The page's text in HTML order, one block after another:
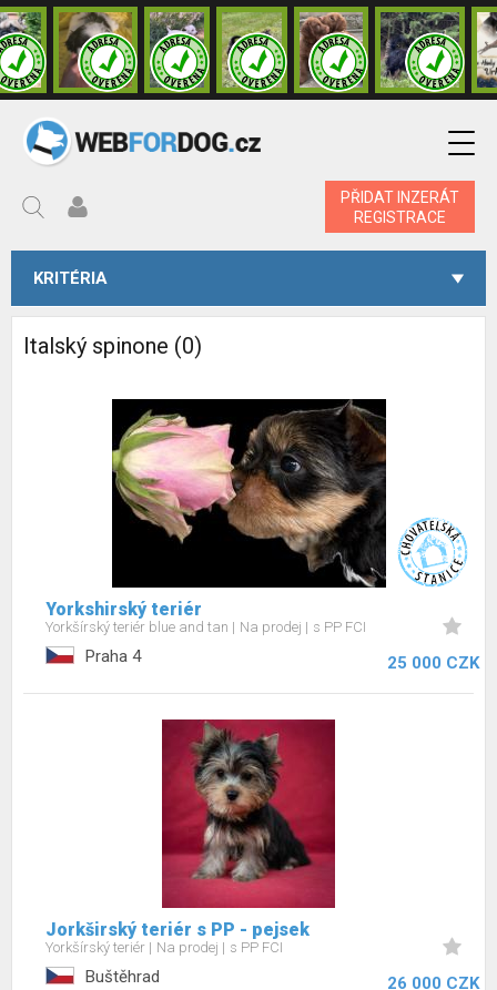
PŘIDAT INZERÁT
REGISTRACE
KRITÉRIA
Italský spinone (0)
Yorkshirský teriér
Yorkšírský teriér blue and tan Na prodej s PP FCI
Praha 4 25 000 CZK
Jorkširský teriér s PP - pejsek
Yorkšírský teriér Na prodej s PP FCI
Buštěhrad 26 000 CZK